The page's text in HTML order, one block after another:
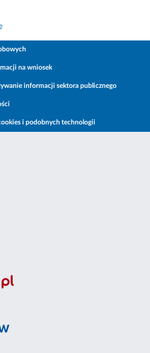
na wniosek
informacji sektora publicznego
i podobnych technologii